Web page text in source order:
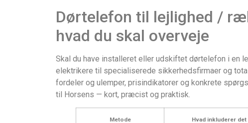
Dørtelefon til lejlighed /
hvad du skal overveje
Skal du have installeret eller udskiftet dørtelefon i en
elektrikere til specialiserede sikkerhedsfirmaer og
fordeler og ulemper, prisindikatorer og konkrete
til Horsens — kort, præcist og praktisk.
Metode Hvad inkluderer det